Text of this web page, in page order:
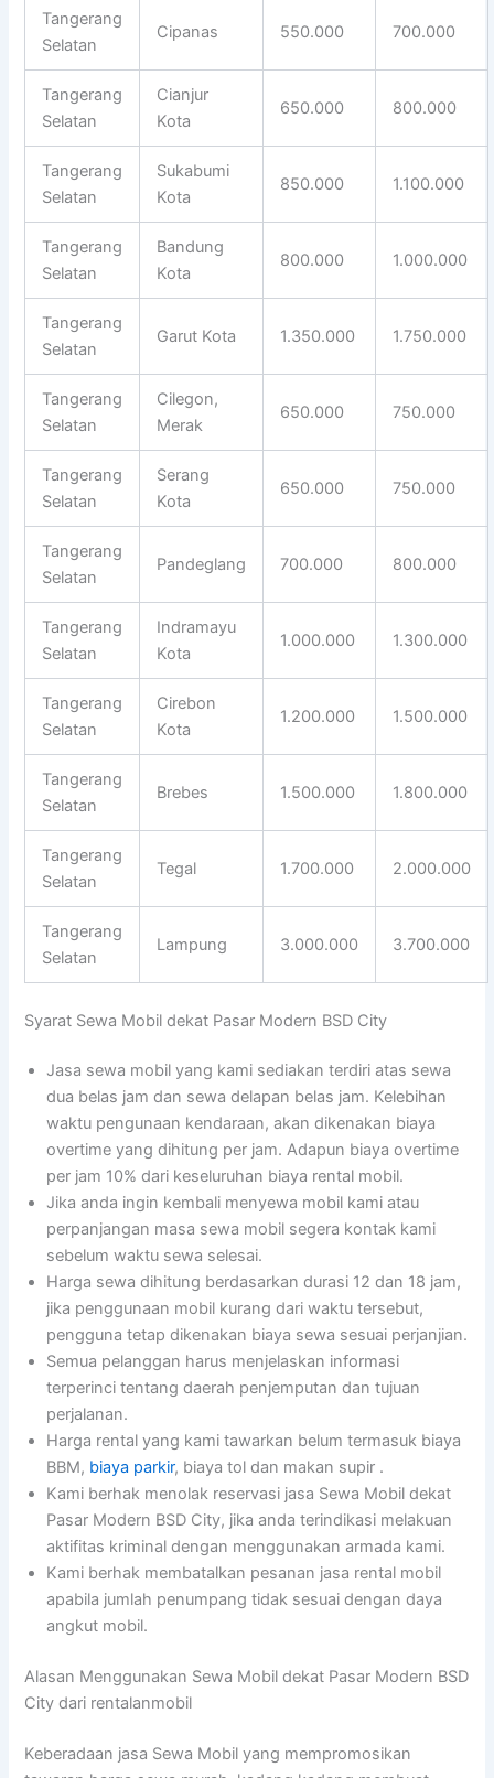
Tangerang
Selatan
Cipanas 550.000 700.000
Tangerang
Selatan
Cianjur
Kota
650.000 800.000
Tangerang
Selatan
Sukabumi
Kota
850.000 1.100.000
Tangerang
Selatan
Bandung
Kota
800.000 1.000.000
Tangerang
Selatan
Garut Kota 1.350.000 1.750.000
Tangerang
Selatan
Cilegon,
Merak
650.000 750.000
Tangerang
Selatan
Serang
Kota
650.000 750.000
Tangerang
Selatan
Pandeglang 700.000 800.000
Tangerang
Selatan
Indramayu
Kota
1.000.000 1.300.000
Tangerang
Selatan
Cirebon
Kota
1.200.000 1.500.000
Tangerang
Selatan
Brebes 1.500.000 1.800.000
Tangerang
Selatan
Tegal 1.700.000 2.000.000
Tangerang
Selatan
Lampung 3.000.000 3.700.000
Syarat Sewa Mobil dekat Pasar Modern BSD City
Jasa sewa mobil yang kami sediakan terdiri atas sewa
dua belas jam dan sewa delapan belas jam. Kelebihan
waktu pengunaan kendaraan, akan dikenakan biaya
overtime yang dihitung per jam. Adapun biaya overtime
per jam 10% dari keseluruhan biaya rental mobil.
Jika anda ingin kembali menyewa mobil kami atau
perpanjangan masa sewa mobil segera kontak kami
sebelum waktu sewa selesai.
Harga sewa dihitung berdasarkan durasi 12 dan 18 jam,
jika penggunaan mobil kurang dari waktu tersebut,
pengguna tetap dikenakan biaya sewa sesuai perjanjian.
Semua pelanggan harus menjelaskan informasi
terperinci tentang daerah penjemputan dan tujuan
perjalanan.
Harga rental yang kami tawarkan belum termasuk biaya
BBM, biaya parkir, biaya tol dan makan supir .
Kami berhak menolak reservasi jasa Sewa Mobil dekat
Pasar Modern BSD City, jika anda terindikasi melakuan
aktifitas kriminal dengan menggunakan armada kami.
Kami berhak membatalkan pesanan jasa rental mobil
apabila jumlah penumpang tidak sesuai dengan daya
angkut mobil.
Alasan Menggunakan Sewa Mobil dekat Pasar Modern BSD
City dari rentalanmobil
Keberadaan jasa Sewa Mobil yang mempromosikan